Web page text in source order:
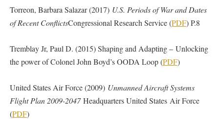
Torreon, Barbara Salazar (2017) U.S. Periods of War and Dates
of Recent ConflictsCongressional Research Service (PDF) P.8
Tremblay Jr, Paul D. (2015) Shaping and Adapting – Unlocking
the power of Colonel John Boyd’s OODA Loop (PDF)
United States Air Force (2009) Unmanned Aircraft Systems
Flight Plan 2009-2047Headquarters United States Air Force
(PDF)